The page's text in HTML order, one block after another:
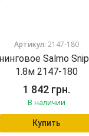
Артикул: 2147-180
Salmo
1.8м 2147-180
1 842 грн.
В наличии
Купить